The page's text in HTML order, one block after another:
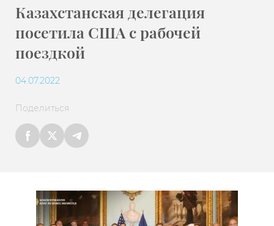
Казахстанская делегация
посетила США с рабочей
поездкой
04.07.2022
Поделиться